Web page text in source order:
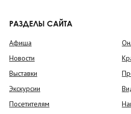
РАЗДЕЛЫ САЙТА
Афиша
Новости
Выставки
Экскурсии
Посетителям